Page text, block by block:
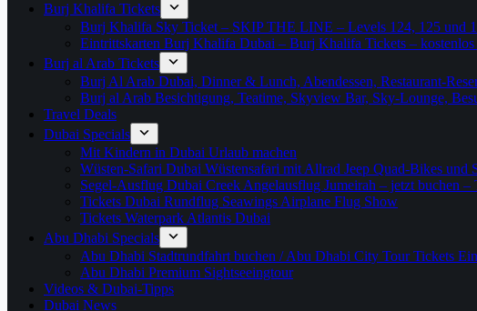
Burj Khalifa Tickets
Burj Khalifa Sky Ticket – SKIP THE LINE – Levels 124, 125 und
Eintrittskarten Burj Khalifa Dubai – Burj Khalifa Tickets – kostenlos
Burj al Arab Tickets
Burj Al Arab Dubai, Dinner & Lunch, Abendessen, Restaurant-
Burj al Arab Besichtigung, Teatime, Skyview Bar, Sky-Lounge,
Travel Deals
Dubai Specials
Mit Kindern in Dubai Urlaub machen
Wüsten-Safari Dubai Wüstensafari mit Allrad Jeep Quad-Bikes und
Segel-Ausflug Dubai Creek Angelausflug Jumeirah – jetzt buchen
Tickets Dubai Rundflug Seawings Airplane Flug Show
Tickets Waterpark Atlantis Dubai
Abu Dhabi Specials
Abu Dhabi Stadtrundfahrt buchen / Abu Dhabi City Tour Tickets
Abu Dhabi Premium Sightseeingtour
Videos & Dubai-Tipps
Dubai News